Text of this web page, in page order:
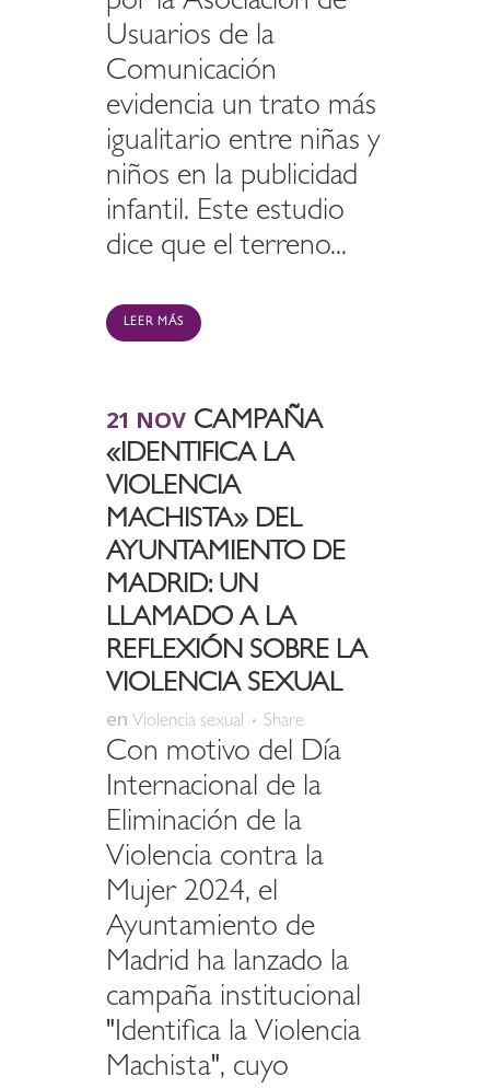
Usuarios de la
Comunicación
evidencia un trato más
igualitario entre niñas y
niños en la publicidad
infantil. Este estudio
dice que el terreno...
LEER MÁS
21 NOV CAMPAÑA
«IDENTIFICA LA
VIOLENCIA
MACHISTA» DEL
AYUNTAMIENTO DE
MADRID: UN
LLAMADO A LA
REFLEXIÓN SOBRE LA
VIOLENCIA SEXUAL
en Violencia sexual Share
Con motivo del Día
Internacional de la
Eliminación de la
Violencia contra la
Mujer 2024, el
Ayuntamiento de
Madrid ha lanzado la
campaña institucional
"Identifica la Violencia
Machista", cuyo